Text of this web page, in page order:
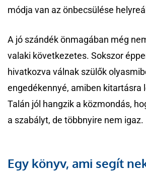
módja van az önbecsülése
A jó szándék önmagában még
valaki következetes. Sokszor
hivatkozva válnak szülők
engedékennyé, amiben kitartásra
Talán jól hangzik a közmondás,
a szabályt, de többnyire nem igaz.
Egy könyv, ami segít